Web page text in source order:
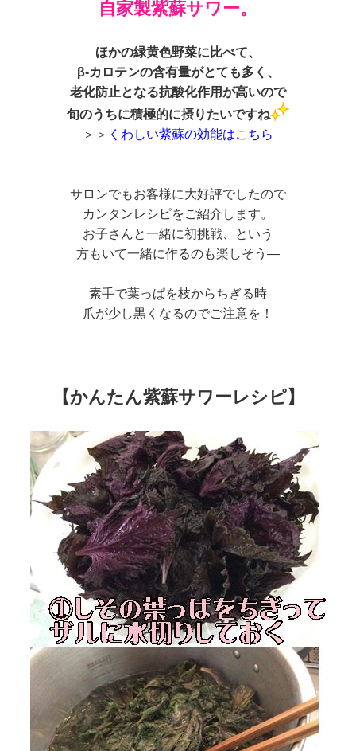
自家製紫蘇サワー。
ほかの緑黄色野菜に比べて、
β-カロテンの含有量がとても多く、
老化防止となる抗酸化作用が高いので
旬のうちに積極的に摂りたいですね
＞＞ くわしい紫蘇の効能はこちら
サロンでもお客様に大好評でしたので
カンタンレシピをご紹介します。
お子さんと一緒に初挑戦、という
方もいて一緒に作るのも楽しそう―
素手で葉っぱを枝からちぎる時
爪が少し黒くなるのでご注意を！
【かんたん紫蘇サワーレシピ】